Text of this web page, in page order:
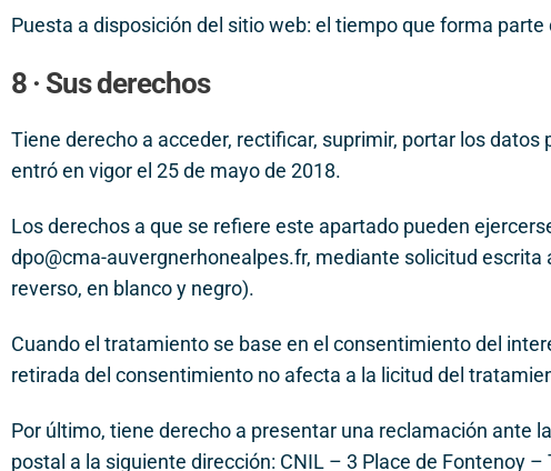
Puesta a disposición del sitio web: el tiempo que forma parte
8 · Sus derechos
Tiene derecho a acceder, rectificar, suprimir, portar los
entró en vigor el 25 de mayo de 2018.
Los derechos a que se refiere este apartado pueden
dpo@cma-auvergnerhonealpes.fr, mediante solicitud
reverso, en blanco y negro).
Cuando el tratamiento se base en el consentimiento del
retirada del consentimiento no afecta a la licitud del
Por último, tiene derecho a presentar una reclamación
postal a la siguiente dirección: CNIL – 3 Place de Fontenoy –